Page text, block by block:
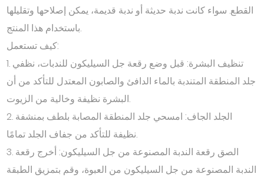
القطع. سواء كانت ندبة حديثة أو ندبة قديمة، يمكن إصلاحها وتقليلها
باستخدام هذا المنتج.
كيف تستعمل:
1. تنظيف البشرة: قبل وضع رقعة جل السيليكون للندبات، نظفي
جلد المنطقة المتندبة بالماء الدافئ والصابون المعتدل للتأكد من أن
البشرة نظيفة وخالية من الزيوت.
2. الجلد الجاف: امسحي جلد المنطقة المصابة بلطف بمنشفة
نظيفة للتأكد من جفاف الجلد تمامًا.
3. الصق رقعة الندبة المصنوعة من جل السيليكون: أخرج رقعة
الندبة المصنوعة من جل السيليكون من العبوة، وقم بتمزيق الطبقة